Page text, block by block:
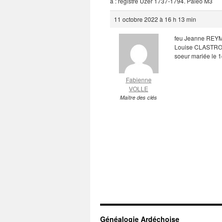
11 octobre 2022 à 16 h 13 min
Fabienne
VOLLE
Maître des clés
feu Jeanne
Louise
soeur mariée le
Généalogie Ardéchoise